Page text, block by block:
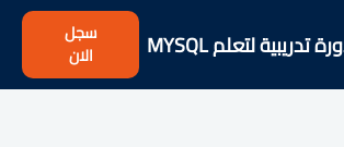
كورس ودورة تدريبية لتعلم MYSQL
101
سجل
الان